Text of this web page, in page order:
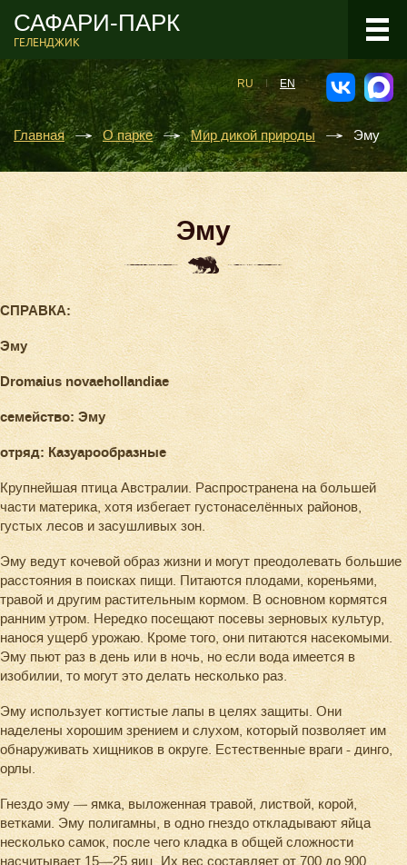
САФАРИ-ПАРК
ГЕЛЕНДЖИК
RU EN
Главная О парке Мир дикой природы Эму
Эму
СПРАВКА:
Эму
Dromaius novaehollandiae
семейство: Эму
отряд: Казуарообразные
Крупнейшая птица Австралии. Распространена на большей
части материка, хотя избегает густонаселённых районов,
густых лесов и засушливых зон.
Эму ведут кочевой образ жизни и могут преодолевать большие
расстояния в поисках пищи. Питаются плодами, кореньями,
травой и другим растительным кормом. В основном кормятся
ранним утром. Нередко посещают посевы зерновых культур,
нанося ущерб урожаю. Кроме того, они питаются насекомыми.
Эму пьют раз в день или в ночь, но если вода имеется в
изобилии, то могут это делать несколько раз.
Эму использует когтистые лапы в целях защиты. Они
наделены хорошим зрением и слухом, который позволяет им
обнаруживать хищников в округе. Естественные враги - динго,
орлы.
Гнездо эму — ямка, выложенная травой, листвой, корой,
ветками. Эму полигамны, в одно гнездо откладывают яйца
несколько самок, после чего кладка в общей сложности
насчитывает 15—25 яиц. Их вес составляет от 700 до 900